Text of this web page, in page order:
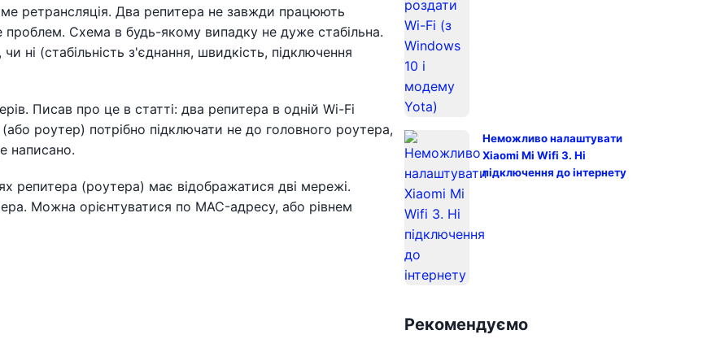
ретрансляція. Два репитера не завжди працюють
Схема в будь-якому випадку не дуже стабільна.
ні (стабільність з'єднання, швидкість, підключення
Писав про це в статті: два репитера в одній Wi-Fi
роутер) потрібно підключати не до головного роутера,
написано.
репитера (роутера) має відображатися дві мережі.
Можна орієнтуватися по MAC-адресу, або рівнем
Неможливо налаштувати
Xiaomi Mi Wifi 3. Ні
підключення до інтернету
Рекомендуємо